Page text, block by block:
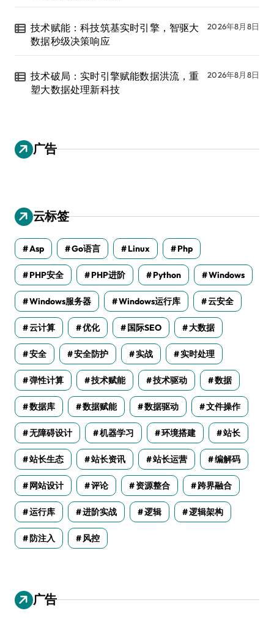
技术赋能：科技筑基实时引擎，智驱大
数据秒级决策响应
2026年8月8日
技术破局：实时引擎赋能数据洪流，重
塑大数据处理新科技
2026年8月8日
广告
云标签
Asp Go语言 Linux Php
PHP安全 PHP进阶 Python Windows
Windows服务器 Windows运行库 云安全
云计算 优化 国际SEO 大数据
安全 安全防护 实战 实时处理
弹性计算 技术赋能 技术驱动 数据
数据库 数据赋能 数据驱动 文件操作
无障碍设计 机器学习 环境搭建 站长
站长生态 站长资讯 站长运营 编解码
网站设计 评论 资源整合 跨界融合
运行库 进阶实战 逻辑 逻辑架构
防注入 风控
广告